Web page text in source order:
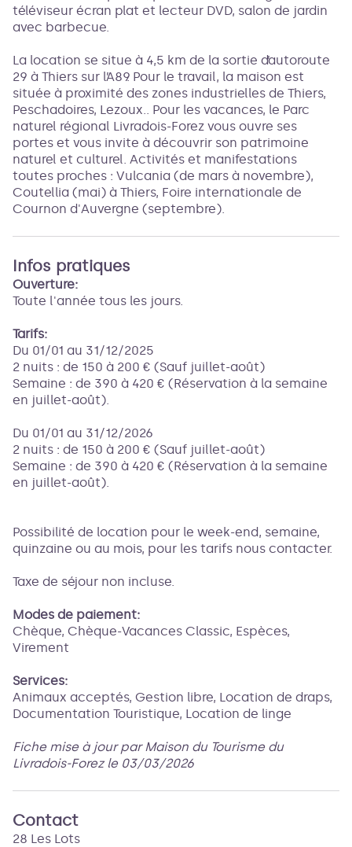
téléviseur écran plat et lecteur DVD, salon de jardin
avec barbecue.
La location se situe à 4,5 km de la sortie d’autoroute
29 à Thiers sur l’A89. Pour le travail, la maison est
située à proximité des zones industrielles de Thiers,
Peschadoires, Lezoux.. Pour les vacances, le Parc
naturel régional Livradois-Forez vous ouvre ses
portes et vous invite à découvrir son patrimoine
naturel et culturel. Activités et manifestations
toutes proches : Vulcania (de mars à novembre),
Coutellia (mai) à Thiers, Foire internationale de
Cournon d'Auvergne (septembre).
Infos pratiques
Ouverture:
Toute l'année tous les jours.
Tarifs:
Du 01/01 au 31/12/2025
2 nuits : de 150 à 200 € (Sauf juillet-août)
Semaine : de 390 à 420 € (Réservation à la semaine
en juillet-août).
Du 01/01 au 31/12/2026
2 nuits : de 150 à 200 € (Sauf juillet-août)
Semaine : de 390 à 420 € (Réservation à la semaine
en juillet-août).
Possibilité de location pour le week-end, semaine,
quinzaine ou au mois, pour les tarifs nous contacter.
Taxe de séjour non incluse.
Modes de paiement:
Chèque, Chèque-Vacances Classic, Espèces,
Virement
Services:
Animaux acceptés, Gestion libre, Location de draps,
Documentation Touristique, Location de linge
Fiche mise à jour par Maison du Tourisme du
Livradois-Forez le 03/03/2026
Contact
28 Les Lots